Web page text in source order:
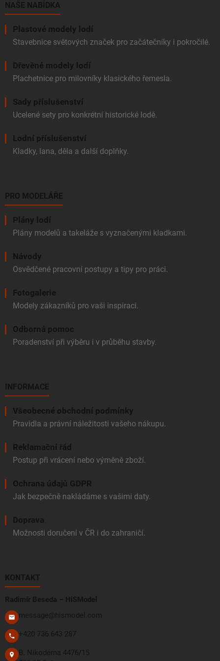
NAŠE NABÍDKA
Plastové modely lodí
Stavebnice světových značek pro začátečníky i pokročilé.
Dřevěné modely lodí
Plachetnice pro milovníky klasického řemesla.
Sady příslušenství
Ucelené sety pro konkrétní historické lodě.
Lodní příslušenství
Kladky, lana, děla a další doplňky.
PRO MODELÁŘE
Plány lodí
Plány modelů a takeláže s vyznačenými kladkami.
Návody
Osvědčené pracovní postupy a tipy pro práci.
Fotogalerie
Modely zákazníků pro vaši inspiraci.
Odborná pomoc
Poradenství při výběru i v průběhu stavby.
INFORMACE
Všeobecné obchodní podmínky
Pravidla a právní náležitosti vašeho nákupu.
Reklamační řád
Postup při vrácení nebo výměně zboží.
Ochrana údajů GDPR
Jak bezpečně nakládáme s vašimi daty.
Doprava
Možnosti doručení v ČR i do zahraničí.
KONTAKT
Radimír Beseda – HiSModel
message@hismodel.com
+420 736 643 287
B. Nikodéma 4476/15